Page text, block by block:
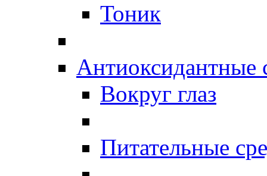
Тоник
Антиоксидантные
Вокруг глаз
Питательные